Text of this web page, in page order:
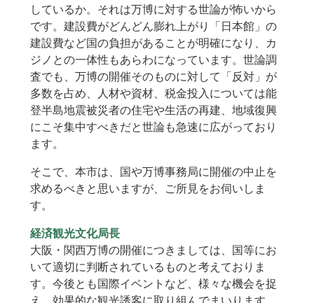
しているか。それは万博に対する世論が怖いから
です。建設費がどんどん膨れ上がり「日本館」の
建設費など国の負担があることが明確になり、カ
ジノとの一体性もあらわになっています。世論調
査でも、万博の開催そのものに対して「反対」が
多数を占め、人材や資材、税金投入については能
登半島地震被災者の住宅や生活の再建、地域復興
にこそ集中すべきだと世論も急速に広がっており
ます。
そこで、本市は、国や万博事務局に開催の中止を
求めるべきと思いますが、ご所見をお伺いしま
す。
経済観光文化局長
大阪・関西万博の開催につきましては、国等にお
いて適切に判断されているものと考えておりま
す。今後とも国際イベントなど、様々な機会を捉
え、効果的な観光誘客に取り組んでまいります。